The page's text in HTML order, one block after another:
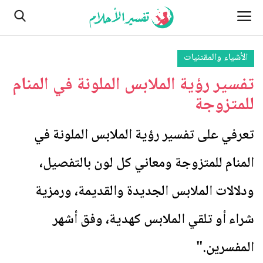
الصفحة الرئيسية
اتصل بنا
الأماكن
من نحن
النباتات
مسائل تتعلق بالرؤية والأحلام
الطبيعة وأحوالها
الأشياء والمقتنيات
تفسير رؤية الملابس الملونة في المنام
للمتزوجة
تعرفي على تفسير رؤية الملابس الملونة في
المنام للمتزوجة ومعاني كل لون بالتفصيل،
ودلالات الملابس الجديدة والقديمة، ورمزية
شراء أو تلقي الملابس كهدية، وفق أشهر
المفسرين."